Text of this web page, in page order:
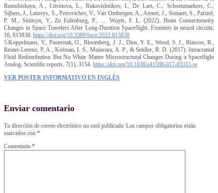
Rumshiskaya, A., Litvinova, L., Rukavishnikov, I., De Laet, C., Schoenmaekers, C.,
Sijbers, J., Laureys, S., Petrovichev, V., Van Ombergen, A., Annen, J., Sunaert, S., Parizel,
P. M., Sinitsyn, V., Zu Eulenburg, P., … Wuyts, F. L. (2022). Brain Connectometry
Changes in Space Travelers After Long-Duration Spaceflight. Frontiers in neural circuits,
16, 815838. https://doi.org/10.3389/fncir.2022.815838
5.Koppelmans, V., Pasternak, O., Bloomberg, J. J., Dios, Y. E., Wood, S. J., Riascos, R.,
Reuter-Lorenz, P. A., Kofman, I. S., Mulavara, A. P., & Seidler, R. D. (2017). Intracranial
Fluid Redistribution But No White Matter Microstructural Changes During a Spaceflight
Analog. Scientific reports, 7(1), 3154. https://doi.org/10.1038/s41598-017-03311-w
VER POSTER INFORMATIVO EN INGLÉS
Enviar comentario
Tu dirección de correo electrónico no será publicada. Los campos obligatorios están
marcados con *
Comentario *